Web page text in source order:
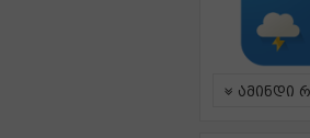
ამინდი